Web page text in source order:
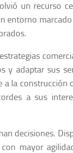
un recurso
entorno
y adaptar sus
a la construcción
a sus
decisiones.
mayor